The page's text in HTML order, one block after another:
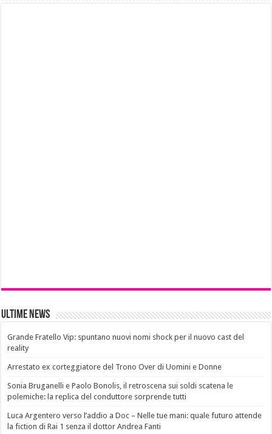
Ultime News
Grande Fratello Vip: spuntano nuovi nomi shock per il nuovo cast del
reality
Arrestato ex corteggiatore del Trono Over di Uomini e Donne
Sonia Bruganelli e Paolo Bonolis, il retroscena sui soldi scatena le
polemiche: la replica del conduttore sorprende tutti
Luca Argentero verso l’addio a Doc – Nelle tue mani: quale futuro attende
la fiction di Rai 1 senza il dottor Andrea Fanti